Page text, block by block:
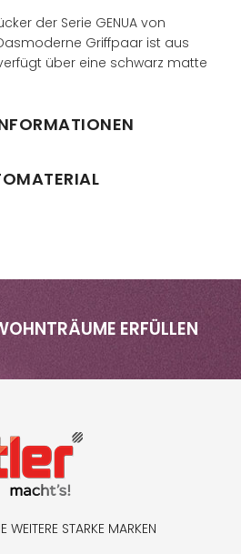
der Serie GENUA von
Dasmoderne Griffpaar ist aus
über eine schwarz matte
ERFÜLLEN
WEITERE STARKE MARKEN